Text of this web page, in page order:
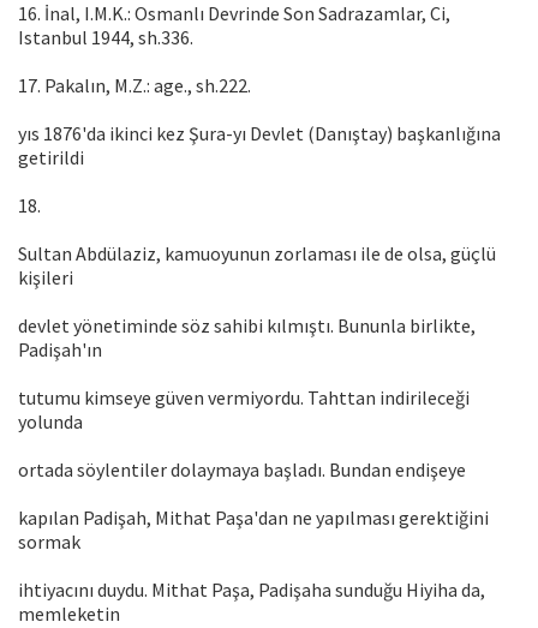
16. İnal, I.M.K.: Osmanlı Devrinde Son Sadrazamlar, Ci,
Istanbul 1944, sh.336.
17. Pakalın, M.Z.: age., sh.222.
yıs 1876'da ikinci kez Şura-yı Devlet (Danıştay) başkanlığına
getirildi
18.
Sultan Abdülaziz, kamuoyunun zorlaması ile de olsa, güçlü
kişileri
devlet yönetiminde söz sahibi kılmıştı. Bununla birlikte,
Padişah'ın
tutumu kimseye güven vermiyordu. Tahttan indirileceği
yolunda
ortada söylentiler dolaymaya başladı. Bundan endişeye
kapılan Padişah, Mithat Paşa'dan ne yapılması gerektiğini
sormak
ihtiyacını duydu. Mithat Paşa, Padişaha sunduğu Hiyiha da,
memleketin